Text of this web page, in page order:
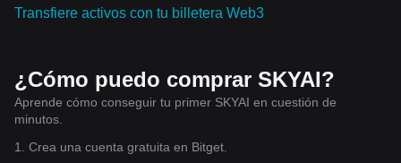
Transfiere activos con tu billetera Web3
¿Cómo puedo comprar SKYAI?
Aprende cómo conseguir tu primer SKYAI en cuestión de
minutos.
1. Crea una cuenta gratuita en Bitget.